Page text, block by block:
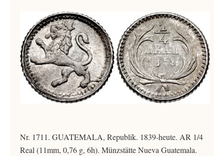
Nr. 1711. GUATEMALA, Republik. 1839-heute. AR 1/4
Real (11mm, 0,76 g, 6h). Münzstätte Nueva Guatemala.